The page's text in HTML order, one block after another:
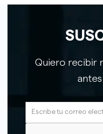
Quiero recibir